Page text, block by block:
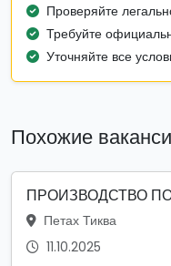
Проверяйте
Требуйте
Уточняйте все
Похожие
ПРОИЗВОДСТВО
Петах Тиква
11.10.2025